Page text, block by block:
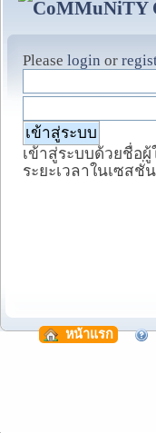
Please login or
เข้าสู่ระบบด้วยชื่อ
ระยะเวลาในเซสชั่น
หน้าแรก